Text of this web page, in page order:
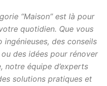
“Maison” est là pour
quotidien. Que vous
des conseils
des idées pour rénover
notre équipe d’experts
solutions pratiques et